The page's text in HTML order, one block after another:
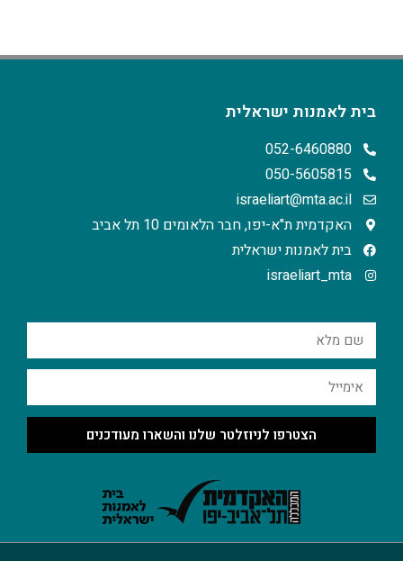
בית לאמנות ישראלית
052-6460880
050-5605815
israeliart@mta.ac.il
האקדמית ת"א-יפו, חבר הלאומים 10 תל אביב
בית לאמנות ישראלית
israeliart_mta
הצטרפו לניוזלטר שלנו והשארו מעודכנים